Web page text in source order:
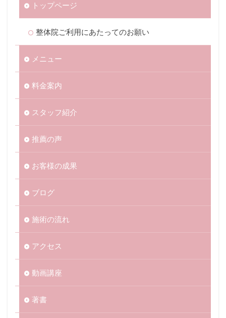
トップページ
整体院ご利用にあたってのお願い
メニュー
料金案内
スタッフ紹介
推薦の声
お客様の成果
ブログ
施術の流れ
アクセス
動画講座
著書